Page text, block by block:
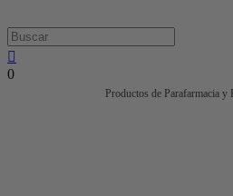
0
Productos de Parafarmacia y